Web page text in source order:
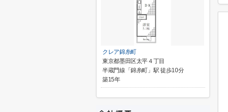
クレア錦糸町
東京都墨田区太平４丁目
半蔵門線「錦糸町」駅 徒歩10分
築15年